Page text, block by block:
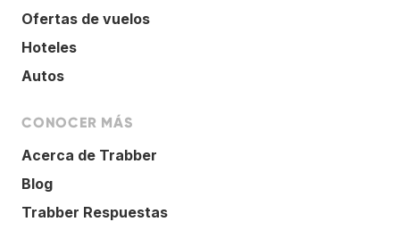
Ofertas de vuelos
Hoteles
Autos
CONOCER MÁS
Acerca de Trabber
Blog
Trabber Respuestas